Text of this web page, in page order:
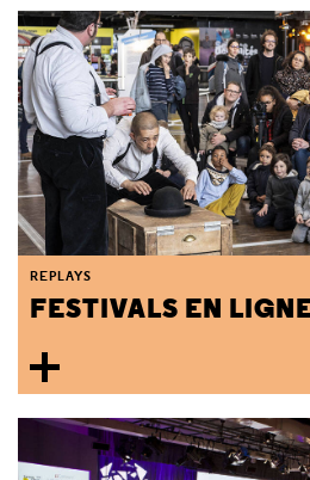
FESTIVALS EN
REPLAYS